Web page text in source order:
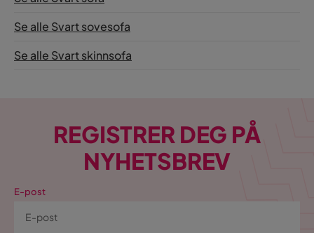
Se alle Svart sovesofa
Se alle Svart skinnsofa
REGISTRER DEG PÅ
NYHETSBREV
E-post